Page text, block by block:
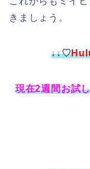
きましょう。
↓↓♡
現在2週間お試